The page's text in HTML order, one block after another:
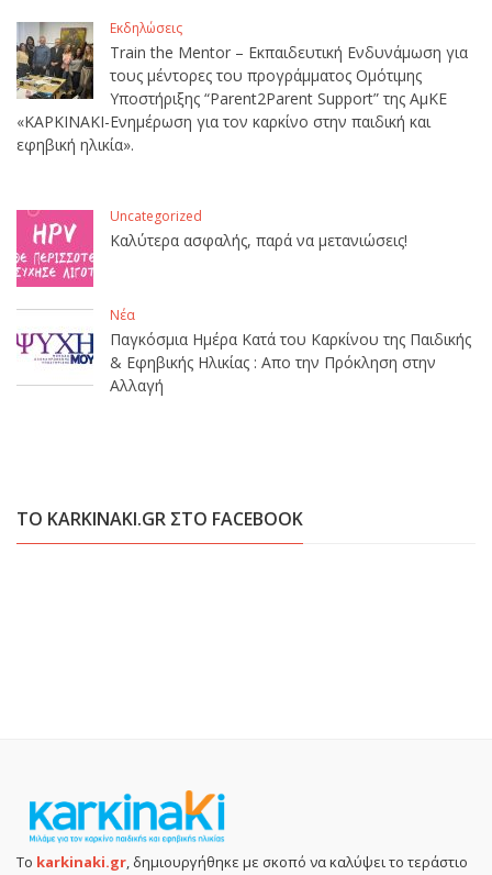
Εκδηλώσεις
Train the Mentor – Εκπαιδευτική Ενδυνάμωση για
τους μέντορες του προγράμματος Ομότιμης
Υποστήριξης “Parent2Parent Support” της ΑμΚΕ
«ΚΑΡΚΙΝΑΚΙ-Ενημέρωση για τον καρκίνο στην παιδική και
εφηβική ηλικία».
Uncategorized
Καλύτερα ασφαλής, παρά να μετανιώσεις!
Νέα
Παγκόσμια Ημέρα Κατά του Καρκίνου της Παιδικής
& Εφηβικής Ηλικίας : Απο την Πρόκληση στην
Αλλαγή
ΤΟ KARKINAKI.GR ΣΤΟ FACEBOOK
Το karkinaki.gr, δημιουργήθηκε με σκοπό να καλύψει το τεράστιο